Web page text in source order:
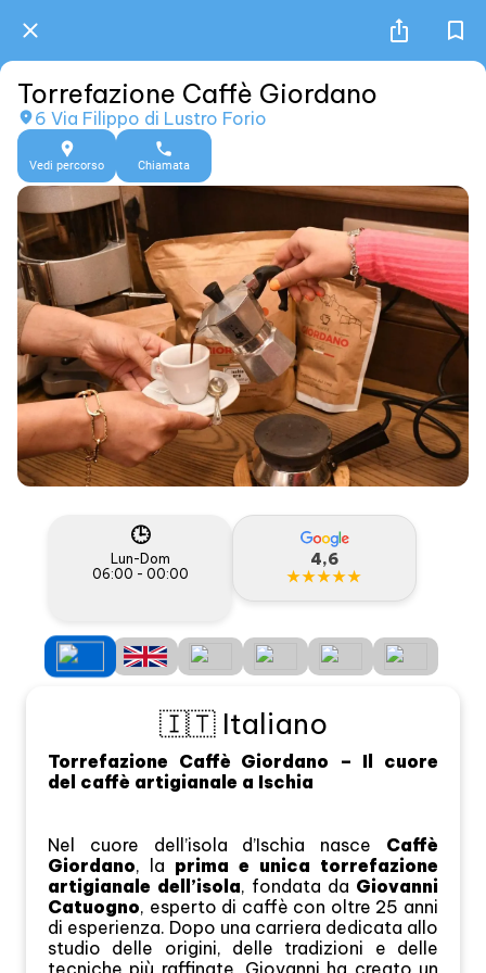
Torrefazione Caffè Giordano
6 Via Filippo di Lustro Forio
Vedi percorso Chiamata
🕒
Lun-Dom
06:00 - 00:00
4,6
★★★★★
🇮🇹 Italiano
Torrefazione Caffè Giordano – Il cuore
del caffè artigianale a Ischia
Nel cuore dell’isola d’Ischia nasce Caffè
Giordano, la prima e unica torrefazione
artigianale dell’isola, fondata da Giovanni
Catuogno, esperto di caffè con oltre 25 anni
di esperienza. Dopo una carriera dedicata allo
studio delle origini, delle tradizioni e delle